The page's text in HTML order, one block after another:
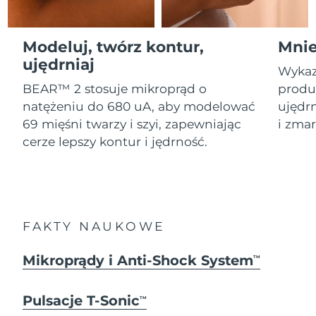
Modeluj, twórz kontur,
ujędrniaj
BEAR™ 2 stosuje mikroprąd o
natężeniu do 680 uA, aby modelować
69 mięśni twarzy i szyi, zapewniając
cerze lepszy kontur i jędrność.
i
FAKTY NAUKOWE
Mikroprądy i Anti-Shock SystemTM
Pulsacje T-SonicTM
All revitalizing eye massagers
Advanced pore care essentials
Serum
For healthy hair
issa™ Teeth Whitening Gel
18% PAP
Kupuj
Gibraltar
Grecja
Oczekiwany czas dostawy
8/12/26
SRA Hongkong
(Chiny)
Oczekiwany czas dostawy
8/13/26
Węgry
Oczekiwany czas dostawy
Indonezja
Irlandia
Oczekiwany czas dostawy
8/12/26
Wyspa Man